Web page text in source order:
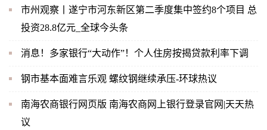
市州观察丨遂宁市河东新区第二季度集中签约8个项目 总
投资28.8亿元_全球今头条
消息！多家银行“大动作”！个人住房按揭贷款利率下调
钢市基本面难言乐观 螺纹钢继续承压-环球热议
南海农商银行网页版 南海农商网上银行登录官网|天天热
议